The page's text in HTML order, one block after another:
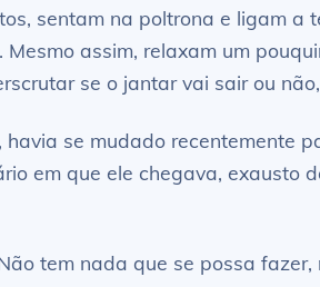
sentam na poltrona e ligam
assim, relaxam um
se o jantar vai sair ou
se mudado recentemente
em que ele chegava,
tem nada que se possa